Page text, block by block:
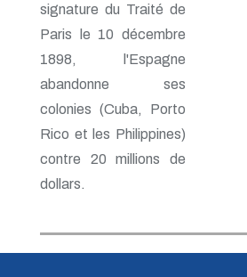
signature du Traité de
Paris le 10 décembre
1898, l'Espagne
abandonne ses
colonies (Cuba, Porto
Rico et les Philippines)
contre 20 millions de
dollars.